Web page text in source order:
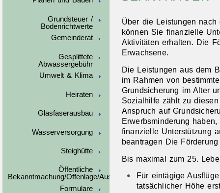
Grundsteuer /
Bodenrichtwerte
Gemeinderat
Gesplittete
Abwassergebühr
Umwelt & Klima
Heiraten
Glasfaserausbau
Wasserversorgung
Steighütte
Öffentliche
Bekanntmachung/Offenlage/Ausschreibungen
Formulare
Über die Leistungen
können Sie finanzielle
Aktivitäten erhalten. Die
Erwachsene.
Die Leistungen aus dem
im Rahmen von
Grundsicherung im Alter
Sozialhilfe zählt zu
Anspruch auf
Erwerbsminderung
finanzielle Unterstützung
beantragen Die
Bis maximal zum 25.
Für eintägige
tatsächlicher Höhe